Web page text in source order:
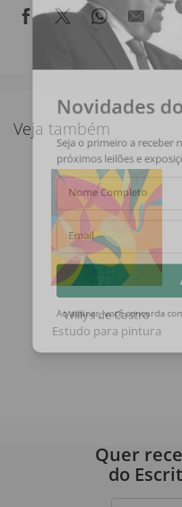
Veja também
Willys de Castro
Estudo para pintura
Novidades
Seja o primeiro a receber
próximos leilões e
Nome Completo
Email
Ao assinar, você concorda
Quer
do